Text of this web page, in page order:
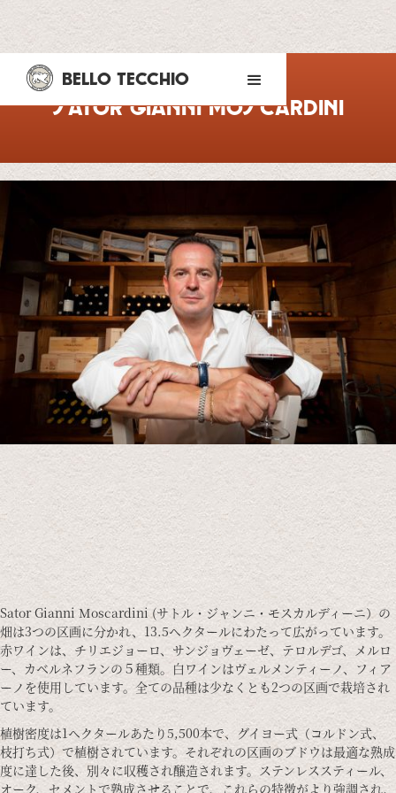
BELLO TECCHIO
Sator Gianni Moscardini
Sator Gianni Moscardini (サトル・ジャンニ・モスカルディーニ）の
畑は3つの区画に分かれ、13.5ヘクタールにわたって広がっています。
赤ワインは、チリエジョーロ、サンジョヴェーゼ、テロルデゴ、メルロ
ー、カベルネフランの５種類。白ワインはヴェルメンティーノ、フィア
ーノを使用しています。全ての品種は少なくとも2つの区画で栽培され
ています。
植樹密度は1ヘクタールあたり5,500本で、グイヨー式（コルドン式、
枝打ち式）で植樹されています。それぞれの区画のブドウは最適な熟成
度に達した後、別々に収穫され醸造されます。ステンレススティール、
オーク、セメントで熟成させることで、これらの特徴がより強調され、